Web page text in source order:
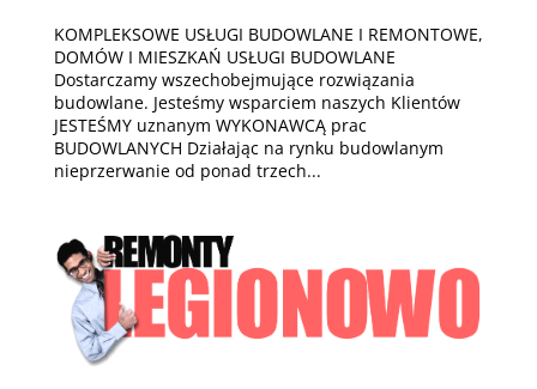
KOMPLEKSOWE USŁUGI BUDOWLANE I REMONTOWE,
DOMÓW I MIESZKAŃ USŁUGI BUDOWLANE
Dostarczamy wszechobejmujące rozwiązania
budowlane. Jesteśmy wsparciem naszych Klientów
JESTEŚMY uznanym WYKONAWCĄ prac
BUDOWLANYCH Działając na rynku budowlanym
nieprzerwanie od ponad trzech...